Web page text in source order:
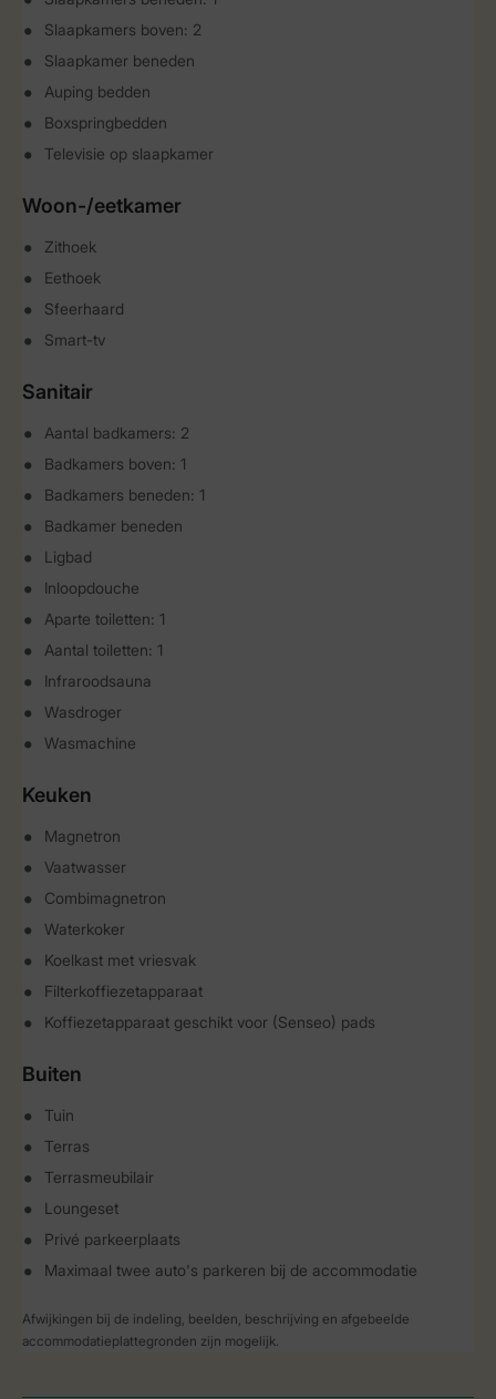
Slaapkamers boven: 2
Slaapkamer beneden
Auping bedden
Boxspringbedden
Televisie op slaapkamer
Woon-/eetkamer
Zithoek
Eethoek
Sfeerhaard
Smart-tv
Sanitair
Aantal badkamers: 2
Badkamers boven: 1
Badkamers beneden: 1
Badkamer beneden
Ligbad
Inloopdouche
Aparte toiletten: 1
Aantal toiletten: 1
Infraroodsauna
Wasdroger
Wasmachine
Keuken
Magnetron
Vaatwasser
Combimagnetron
Waterkoker
Koelkast met vriesvak
Filterkoffiezetapparaat
Koffiezetapparaat geschikt voor (Senseo) pads
Buiten
Tuin
Terras
Terrasmeubilair
Loungeset
Privé parkeerplaats
Maximaal twee auto's parkeren bij de accommodatie
Afwijkingen bij de indeling, beelden, beschrijving en afgebeelde
accommodatieplattegronden zijn mogelijk.